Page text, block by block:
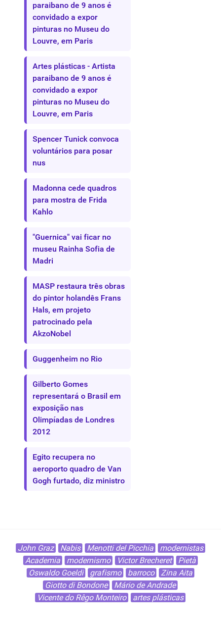
paraibano de 9 anos é
convidado a expor
pinturas no Museu do
Louvre, em Paris
Artes plásticas - Artista
paraibano de 9 anos é
convidado a expor
pinturas no Museu do
Louvre, em Paris
Spencer Tunick convoca
voluntários para posar
nus
Madonna cede quadros
para mostra de Frida
Kahlo
"Guernica" vai ficar no
museu Rainha Sofia de
Madri
MASP restaura três obras
do pintor holandês Frans
Hals, em projeto
patrocinado pela
AkzoNobel
Guggenheim no Rio
Gilberto Gomes
representará o Brasil em
exposição nas
Olimpíadas de Londres
2012
Egito recupera no
aeroporto quadro de Van
Gogh furtado, diz ministro
John Graz Nabis Menotti del Picchia
modernistas
Academia
modernismo Victor Brecheret
Pietà
Oswaldo Goeldi
grafismo barroco
Zina Aita
Giotto di Bondone
Mário de Andrade
Vicente do Rêgo Monteiro
artes plásticas